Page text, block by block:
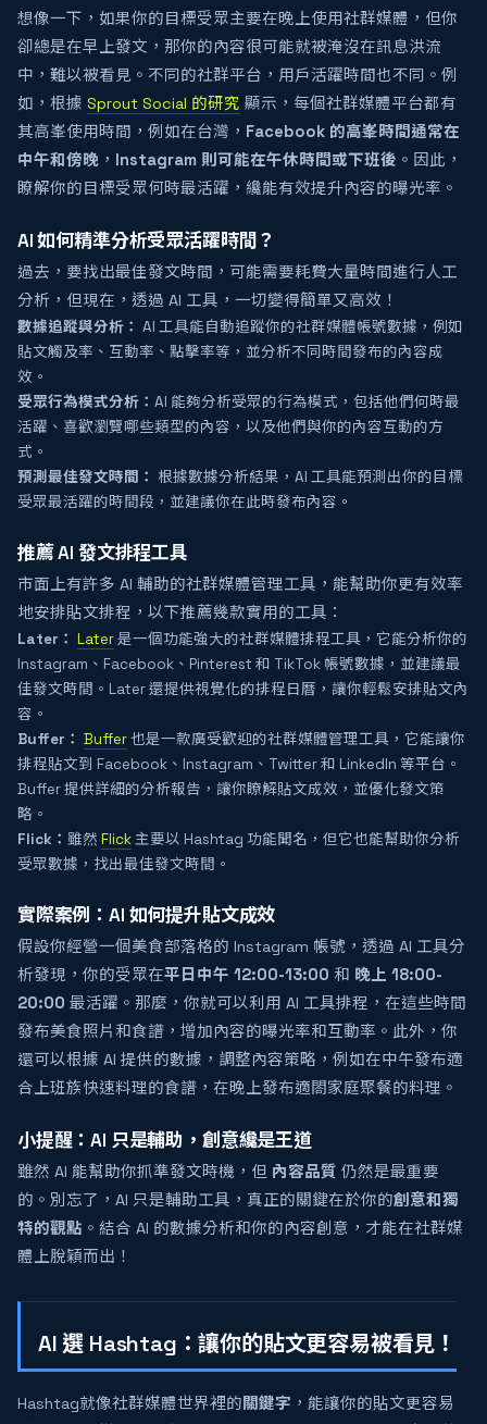
想像一下，如果你的目標受眾主要在晚上使用社群媒體，但你
卻總是在早上發文，那你的內容很可能就被淹沒在訊息洪流
中，難以被看見。不同的社群平台，用戶活躍時間也不同。例
如，根據 Sprout Social 的研究 顯示，每個社群媒體平台都有
其高峯使用時間，例如在台灣， Facebook 的高峯時間通常在
中午和傍晚 ， Instagram 則可能在午休時間或下班後 。因此，
瞭解你的目標受眾何時最活躍，纔能有效提升內容的曝光率。
AI 如何精準分析受眾活躍時間？
過去，要找出最佳發文時間，可能需要耗費大量時間進行人工
分析，但現在，透過 AI 工具，一切變得簡單又高效！
數據追蹤與分析： AI 工具能自動追蹤你的社群媒體帳號數據，例如
貼文觸及率、互動率、點擊率等，並分析不同時間發布的內容成
效。
受眾行為模式分析： AI 能夠分析受眾的行為模式，包括他們何時最
活躍、喜歡瀏覽哪些類型的內容，以及他們與你的內容互動的方
式。
預測最佳發文時間： 根據數據分析結果，AI 工具能預測出你的目標
受眾最活躍的時間段，並建議你在此時發布內容。
推薦 AI 發文排程工具
市面上有許多 AI 輔助的社群媒體管理工具，能幫助你更有效率
地安排貼文排程，以下推薦幾款實用的工具：
Later： Later是一個功能強大的社群媒體排程工具，它能分析你的
Instagram、Facebook、Pinterest 和 TikTok 帳號數據，並建議最
佳發文時間。Later 還提供視覺化的排程日曆，讓你輕鬆安排貼文內
容。
Buffer： Buffer也是一款廣受歡迎的社群媒體管理工具，它能讓你
排程貼文到 Facebook、Instagram、Twitter 和 LinkedIn 等平台。
Buffer 提供詳細的分析報告，讓你瞭解貼文成效，並優化發文策
略。
Flick： 雖然 Flick主要以 Hashtag 功能聞名，但它也能幫助你分析
受眾數據，找出最佳發文時間。
實際案例：AI 如何提升貼文成效
假設你經營一個美食部落格的 Instagram 帳號，透過 AI 工具分
析發現，你的受眾在平日中午 12:00-13:00 和 晚上 18:00-
20:00 最活躍。那麼，你就可以利用 AI 工具排程，在這些時間
發布美食照片和食譜，增加內容的曝光率和互動率。此外，你
還可以根據 AI 提供的數據，調整內容策略，例如在中午發布適
合上班族快速料理的食譜，在晚上發布適閤家庭聚餐的料理。
小提醒：AI 只是輔助，創意纔是王道
雖然 AI 能幫助你抓準發文時機，但 內容品質 仍然是最重要
的。別忘了，AI 只是輔助工具，真正的關鍵在於你的創意和獨
特的觀點 。結合 AI 的數據分析和你的內容創意，才能在社群媒
體上脫穎而出！
AI 選 Hashtag：讓你的貼文更容易被看見！
Hashtag就像社群媒體世界裡的關鍵字 ，能讓你的貼文更容易